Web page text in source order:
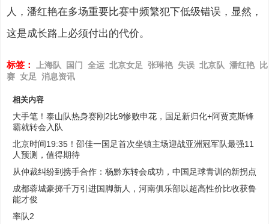
人，潘红艳在多场重要比赛中频繁犯下低级错误，显然，
这是成长路上必须付出的代价。
标签： 上海队 国门 全运 北京女足 张琳艳 失误 北京队 潘红艳
比
赛 女足 消息资讯
相关内容
大手笔！泰山队热身赛刚2比9惨败申花，国足新归化+阿贾克斯锋
霸就转会入队
北京时间19:35！邵佳一国足首次坐镇主场迎战亚洲冠军队最强11
人预测，值得期待
从仲裁纠纷到携手合作：杨黔东转会成功，中国足球青训的新拐点
成都蓉城豪掷千万引进国脚新人，河南俱乐部以超高性价比收获鲁
能才俊
率队2